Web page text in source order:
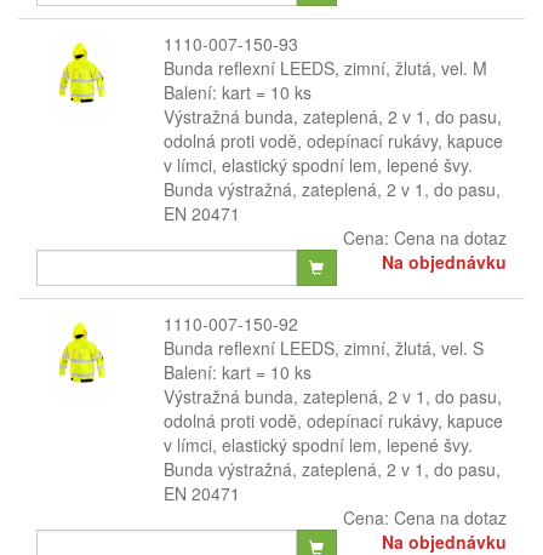
1110-007-150-93
Bunda reflexní LEEDS, zimní, žlutá, vel. M
Balení: kart = 10 ks
Výstražná bunda, zateplená, 2 v 1, do pasu,
odolná proti vodě, odepínací rukávy, kapuce
v límci, elastický spodní lem, lepené švy.
Bunda výstražná, zateplená, 2 v 1, do pasu,
EN 20471
Cena: Cena na dotaz
Na objednávku
1110-007-150-92
Bunda reflexní LEEDS, zimní, žlutá, vel. S
Balení: kart = 10 ks
Výstražná bunda, zateplená, 2 v 1, do pasu,
odolná proti vodě, odepínací rukávy, kapuce
v límci, elastický spodní lem, lepené švy.
Bunda výstražná, zateplená, 2 v 1, do pasu,
EN 20471
Cena: Cena na dotaz
Na objednávku